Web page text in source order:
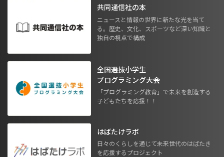
共同通信社の本
ニュースと情報の世界に新たな光を当て
る。歴史、文化、スポーツなど深い知識と
独自の視点で構成
全国選抜小学生
プログラミング大会
「プログラミング教育」で未来を創造する
子どもたちを応援！！
はばたけラボ
日々のくらしを通じて未来世代のはばたき
を応援するプロジェクト